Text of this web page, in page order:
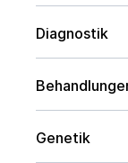
Kinderwunsch
Diagnostik
Für Männer
Genetik